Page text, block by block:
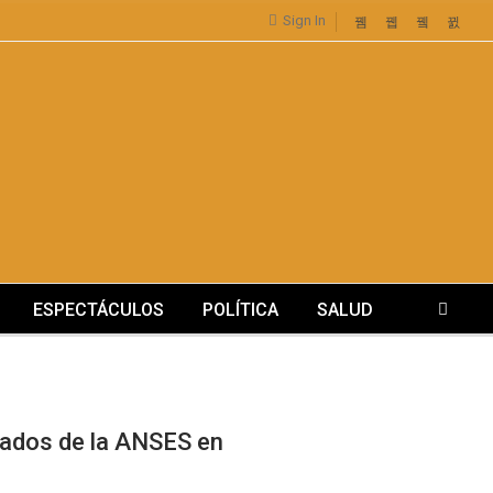
Sign In
ESPECTÁCULOS POLÍTICA SALUD
de la ANSES en